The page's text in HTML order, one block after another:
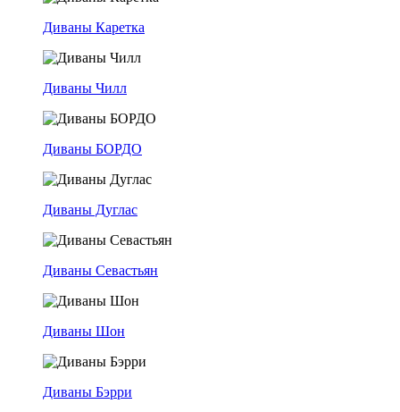
Диваны Каретка
Диваны Чилл
Диваны БОРДО
Диваны Дуглас
Диваны Севастьян
Диваны Шон
Диваны Бэрри